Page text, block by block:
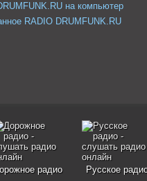
на компьютер
RADIO DRUMFUNK.RU
радио
Русское